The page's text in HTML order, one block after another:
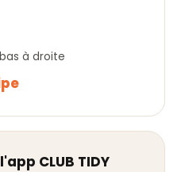
à droite
CLUB TIDY